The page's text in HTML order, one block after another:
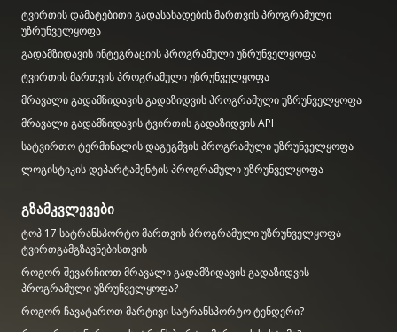
ტვირთის დამატებითი გადასახადების მართვის პროგრამული
უზრუნველყოფა
გადამზიდავის ინტეგრაციის პროგრამული უზრუნველყოფა
ტვირთის მართვის პროგრამული უზრუნველყოფა
მრავალი გადამზიდავის გადაზიდვის პროგრამული უზრუნველყოფა
მრავალი გადამზიდავის ტვირთის გადაზიდვის API
სატვირთო ტერმინალის დაგეგმვის პროგრამული უზრუნველყოფა
ლოგისტიკის დეპარტამენტის პროგრამული უზრუნველყოფა
გზამკვლევები
ტოპ 17 სატრანსპორტო მართვის პროგრამული უზრუნველყოფა
ტვირთგამგზავნებისთვის
როგორ შევარჩიოთ მრავალი გადამზიდავის გადაზიდვის
პროგრამული უზრუნველყოფა?
როგორ ჩავატაროთ მარტივი სატრანსპორტო ტენდერი?